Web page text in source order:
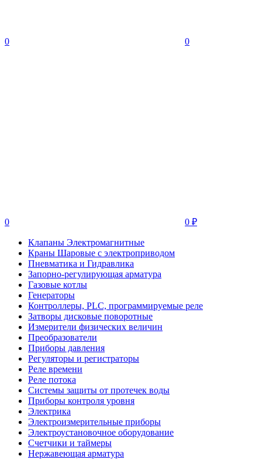
0 0
0 0 ₽
Клапаны Электромагнитные
Краны Шаровые с электроприводом
Пневматика и Гидравлика
Запорно-регулирующая арматура
Газовые котлы
Генераторы
Контроллеры, PLС, программируемые реле
Затворы дисковые поворотные
Измерители физических величин
Преобразователи
Приборы давления
Регуляторы и регистраторы
Реле времени
Реле потока
Системы защиты от протечек воды
Приборы контроля уровня
Электрика
Электроизмерительные приборы
Электроустановочное оборудование
Счетчики и таймеры
Нержавеющая арматура